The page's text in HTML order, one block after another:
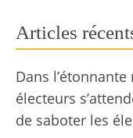
Articles
Dans
électeurs
de saboter les